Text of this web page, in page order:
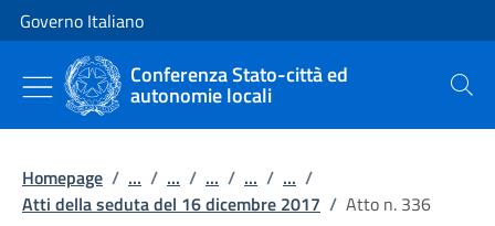
Vai al contenuto
Vai alla navigazione del sito
Governo Italiano
Conferenza Stato-città ed
autonomie locali Cerca
Homepage / ... / ... / ... / ... / ... /
Atti della seduta del 16 dicembre 2017 / Atto n. 336